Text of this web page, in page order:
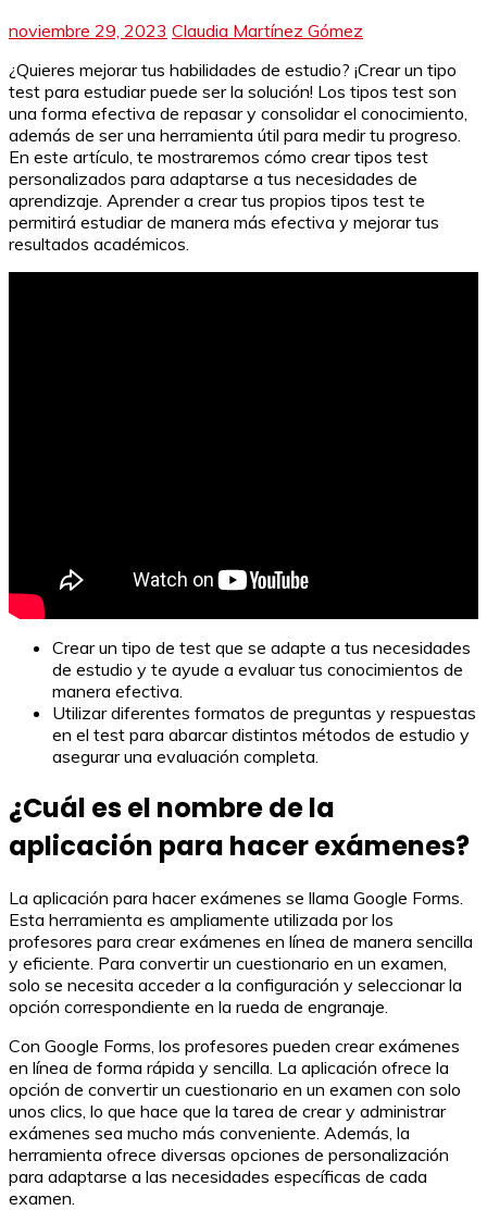
noviembre 29, 2023 Claudia Martínez Gómez
¿Quieres mejorar tus habilidades de estudio? ¡Crear un tipo
test para estudiar puede ser la solución! Los tipos test son
una forma efectiva de repasar y consolidar el conocimiento,
además de ser una herramienta útil para medir tu progreso.
En este artículo, te mostraremos cómo crear tipos test
personalizados para adaptarse a tus necesidades de
aprendizaje. Aprender a crear tus propios tipos test te
permitirá estudiar de manera más efectiva y mejorar tus
resultados académicos.
Crear un tipo de test que se adapte a tus necesidades
de estudio y te ayude a evaluar tus conocimientos de
manera efectiva.
Utilizar diferentes formatos de preguntas y respuestas
en el test para abarcar distintos métodos de estudio y
asegurar una evaluación completa.
¿Cuál es el nombre de la
aplicación para hacer exámenes?
La aplicación para hacer exámenes se llama Google Forms.
Esta herramienta es ampliamente utilizada por los
profesores para crear exámenes en línea de manera sencilla
y eficiente. Para convertir un cuestionario en un examen,
solo se necesita acceder a la configuración y seleccionar la
opción correspondiente en la rueda de engranaje.
Con Google Forms, los profesores pueden crear exámenes
en línea de forma rápida y sencilla. La aplicación ofrece la
opción de convertir un cuestionario en un examen con solo
unos clics, lo que hace que la tarea de crear y administrar
exámenes sea mucho más conveniente. Además, la
herramienta ofrece diversas opciones de personalización
para adaptarse a las necesidades específicas de cada
examen.